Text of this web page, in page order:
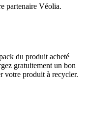
partenaire Véolia.
du produit acheté
gratuitement un bon
votre produit à recycler.